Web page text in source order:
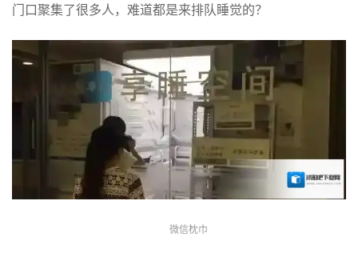
门口聚集了很多人，难道都是来排队睡觉的？
微信枕巾